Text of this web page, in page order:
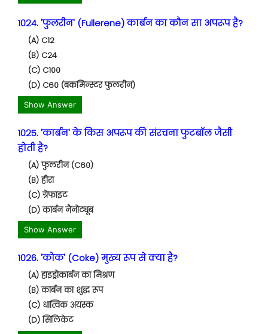
1024. 'फुलरीन' (Fullerene) कार्बन का कौन सा अपरूप है?
(A) C12
(B) C24
(C) C100
(D) C60 (बकमिन्स्टर फुलरीन)
Show Answer
1025. 'कार्बन' के किस अपरूप की संरचना फुटबॉल जैसी
होती है?
(A) फुलरीन (C60)
(B) हीरा
(C) ग्रेफाइट
(D) कार्बन नैनोट्यूब
Show Answer
1026. 'कोक' (Coke) मुख्य रूप से क्या है?
(A) हाइड्रोकार्बन का मिश्रण
(B) कार्बन का शुद्ध रूप
(C) धात्विक अयस्क
(D) सिलिकेट